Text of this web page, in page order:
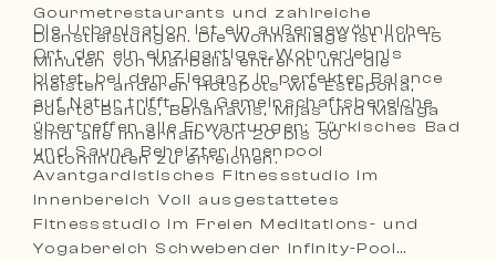
Gourmetrestaurants und zahlreiche
Dienstleistungen. Die Wohnanlage ist nur 15
Minuten von Marbella entfernt und die
meisten anderen Hotspots wie Estepona,
Puerto Banus, Benahavis, Mijas und Malaga
sind alle innerhalb von 20 bis 30
Autominuten zu erreichen.
Die Urbanisation ist ein außergewöhnlicher
Ort, der ein einzigartiges Wohnerlebnis
bietet, bei dem Eleganz in perfekter Balance
auf Natur trifft. Die Gemeinschaftsbereiche
übertreffen alle Erwartungen: Türkisches Bad
und Sauna Beheizter Innenpool
Avantgardistisches Fitnessstudio im
Innenbereich Voll ausgestattetes
Fitnessstudio im Freien Meditations- und
Yogabereich Schwebender Infinity-Pool